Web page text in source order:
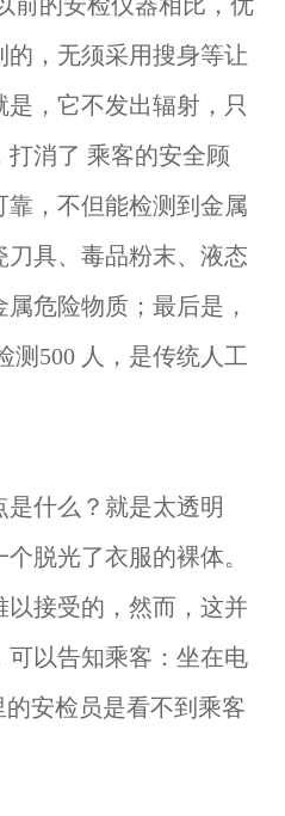
前的安检仪器相比，优
的，无须采用搜身等让
，它不发出辐射，只
消了 乘客的安全顾
靠，不但能检测到金属
具、毒品粉末、液态
危险物质；最后是，
测500 人，是传统人工
什么？就是太透明
脱光了衣服的裸体。
接受的，然而，这并
以告知乘客：坐在电
的安检员是看不到乘客